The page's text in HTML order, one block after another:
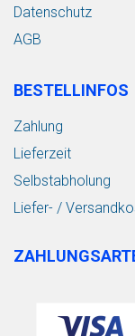
Datenschutz
AGB
BESTELLINFOS
Zahlung
Lieferzeit
Selbstabholung
Liefer- /